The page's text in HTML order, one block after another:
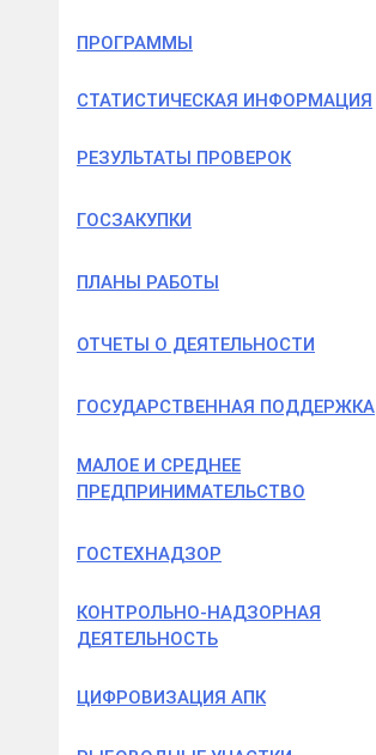
ПРОГРАММЫ
СТАТИСТИЧЕСКАЯ ИНФОРМАЦИЯ
РЕЗУЛЬТАТЫ ПРОВЕРОК
ГОСЗАКУПКИ
ПЛАНЫ РАБОТЫ
ОТЧЕТЫ О ДЕЯТЕЛЬНОСТИ
ГОСУДАРСТВЕННАЯ ПОДДЕРЖКА
МАЛОЕ И СРЕДНЕЕ
ПРЕДПРИНИМАТЕЛЬСТВО
ГОСТЕХНАДЗОР
КОНТРОЛЬНО-НАДЗОРНАЯ
ДЕЯТЕЛЬНОСТЬ
ЦИФРОВИЗАЦИЯ АПК